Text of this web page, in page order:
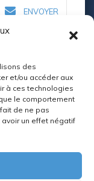
des
et/ou accéder aux
à ces technologies
le comportement
de ne pas
un effet négatif